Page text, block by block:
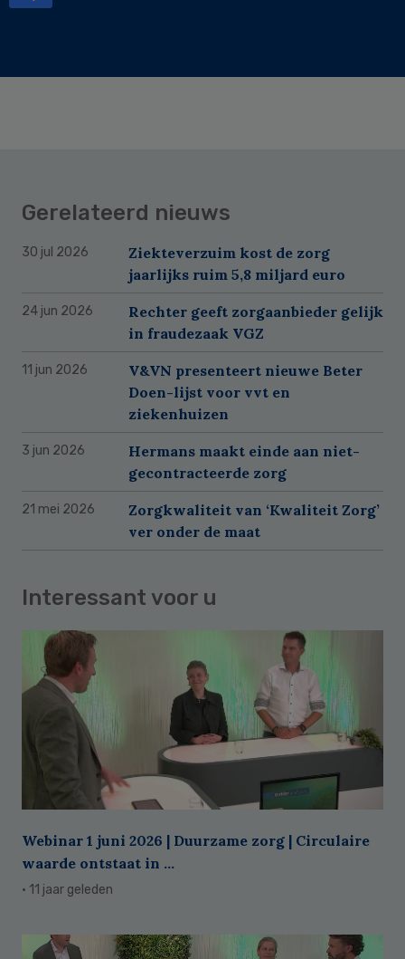
Gerelateerd nieuws
30 jul 2026
Ziekteverzuim kost de zorg
jaarlijks ruim 5,8 miljard euro
24 jun 2026
Rechter geeft zorgaanbieder gelijk
in fraudezaak VGZ
11 jun 2026
V&VN presenteert nieuwe Beter
Doen-lijst voor vvt en
ziekenhuizen
3 jun 2026
Hermans maakt einde aan niet-
gecontracteerde zorg
21 mei 2026
Zorgkwaliteit van ‘Kwaliteit Zorg’
ver onder de maat
Interessant voor u
Webinar 1 juni 2026 | Duurzame zorg | Circulaire
waarde ontstaat in ...
· 11 jaar geleden